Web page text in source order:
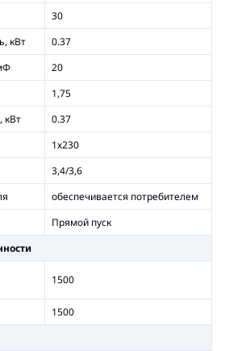
30
кВт
0.37
20
1,75
кВт
0.37
1х230
3,4/3,6
обеспечивается потребителем
Прямой пуск
1500
1500